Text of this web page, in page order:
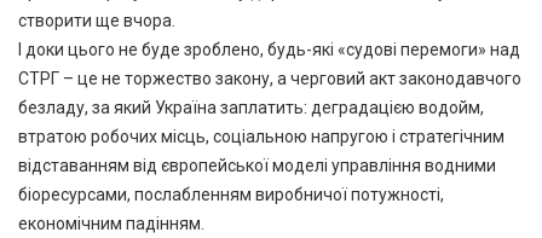
створити ще вчора.
І доки цього не буде зроблено, будь-які «судові перемоги» над
СТРГ – це не торжество закону, а черговий акт законодавчого
безладу, за який Україна заплатить: деградацією водойм,
втратою робочих місць, соціальною напругою і стратегічним
відставанням від європейської моделі управління водними
біоресурсами, послабленням виробничої потужності,
економічним падінням.